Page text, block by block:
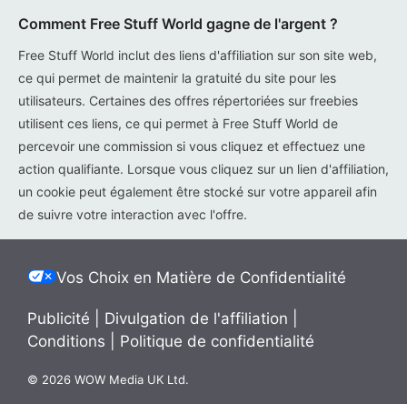
Comment Free Stuff World gagne de l'argent ?
Free Stuff World inclut des liens d'affiliation sur son site web,
ce qui permet de maintenir la gratuité du site pour les
utilisateurs. Certaines des offres répertoriées sur freebies
utilisent ces liens, ce qui permet à Free Stuff World de
percevoir une commission si vous cliquez et effectuez une
action qualifiante. Lorsque vous cliquez sur un lien d'affiliation,
un cookie peut également être stocké sur votre appareil afin
de suivre votre interaction avec l'offre.
Vos Choix en Matière de Confidentialité
Publicité Divulgation de l'affiliation
Conditions
Politique de confidentialité
© 2026 WOW Media UK Ltd.